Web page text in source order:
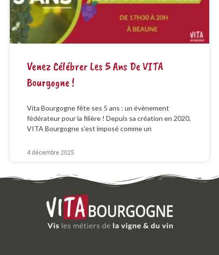
Venez Célébrer Les 5 Ans De VITA
Bourgogne !
Vita Bourgogne fête ses 5 ans : un évènement
fédérateur pour la filière ! Depuis sa création en 2020,
VITA Bourgogne s’est imposé comme un
4 décembre 2025